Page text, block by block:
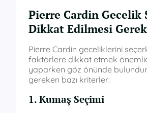
Pierre Cardin Gecelik
Dikkat Edilmesi
Pierre Cardin geceliklerini
faktörlere dikkat etmek
yaparken göz önünde
gereken bazı kriterler:
1. Kumaş Seçimi